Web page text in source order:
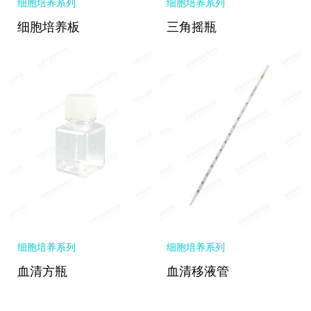
细胞培养系列
细胞培养板
细胞培养系列
三角摇瓶
细胞培养系列
血清方瓶
细胞培养系列
血清移液管